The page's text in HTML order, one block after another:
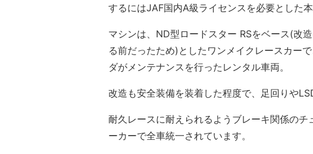
するにはJAF国内A級ライセンスを必要とした本
マシンは、ND型ロードスター RSをベース(改
る前だったため)としたワンメイクレースカー
ダがメンテナンスを行ったレンタル車両。
改造も安全装備を装着した程度で、足回りや
耐久レースに耐えられるようブレーキ関係の
ーカーで全車統一されています。